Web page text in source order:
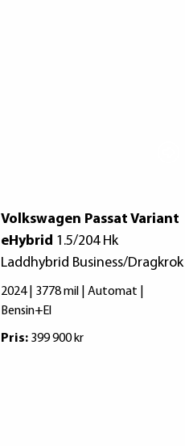
Volkswagen Passat Variant
eHybrid 1.5/204 Hk
Laddhybrid Business/Dragkrok
2024 | 3778 mil | Automat |
Bensin+El
Pris: 399 900 kr